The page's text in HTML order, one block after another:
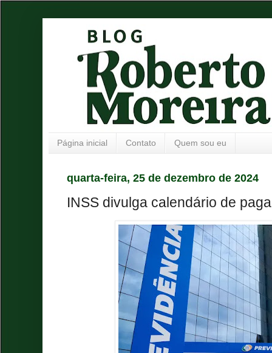
Página inicial Contato Quem sou eu
quarta-feira, 25 de dezembro de 2024
INSS divulga calendário de